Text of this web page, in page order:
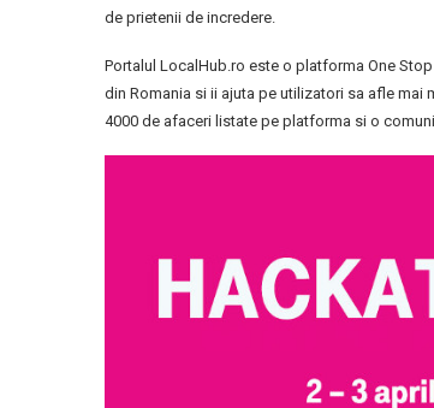
de prietenii de incredere.
Portalul LocalHub.ro este o platforma One
din Romania si ii ajuta pe utilizatori sa afle mai
4000 de afaceri listate pe platforma si o